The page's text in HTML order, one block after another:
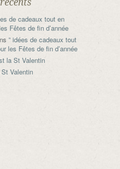
de cadeaux tout en
Fêtes de fin d’année
” idées de cadeaux tout
les Fêtes de fin d’année
la St Valentin
St Valentin